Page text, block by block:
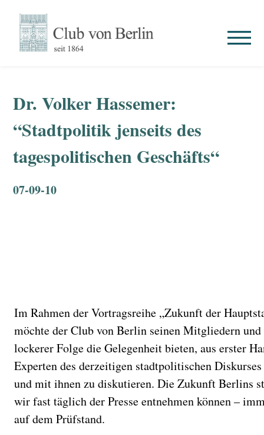
Dr. Volker Hassemer:
“Stadtpolitik jenseits des
tagespolitischen Geschäfts“
07-09-10
Im Rahmen der Vortragsreihe „Zukunft der
möchte der Club von Berlin seinen Mitgliedern und
lockerer Folge die Gelegenheit bieten, aus erster
Experten des derzeitigen stadtpolitischen
und mit ihnen zu diskutieren. Die Zukunft Berlins
wir fast täglich der Presse entnehmen können –
auf dem Prüfstand.